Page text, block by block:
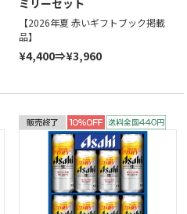
【2026年夏 赤いギフトブック掲載
品】
¥4,400⇒¥3,960